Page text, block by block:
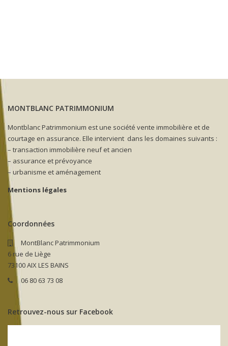
MONTBLANC PATRIMMONIUM
Montblanc Patrimmonium est une société vente immobilière et de
courtage en assurance. Elle intervient dans les domaines suivants :
– transaction immobilière neuf et ancien
– assurance et prévoyance
– urbanisme et aménagement
Mentions légales
Coordonnées
MontBlanc Patrimmonium
6 rue de Liège
73100 AIX LES BAINS
06 80 63 73 08
Retrouvez-nous sur Facebook